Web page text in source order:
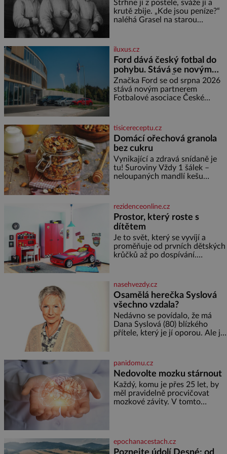
nedokážeme představit. Její
příběh je
Strhne ji z postele, sváže ji a
krutě zbije. „Kde jsou peníze?“
naléhá Grasel na starou
nemůže, protože žádné nemá,
spokojí se lupič s několika
měďáky a štůčky látky. Zraněná
žena pár dní nato umírá. Je to
muž nebývale krutý. Jeho činy
budí hrůzu ještě dlouho po jeho
smrti
iluxus.cz
Ford dává český fotbal do
pohybu. Stává se novým
partnerem FAČR
Značka Ford se od srpna 2026
stává novým partnerem
Fotbalové asociace České
asociace, reprezentačních týmů
i českého fotbalu v regionech.
Partner
tisicereceptu.cz
Domácí ořechová granola
bez cukru
Vynikající a zdravá snídaně je
tu! Suroviny Vždy 1 šálek –
neloupaných mandlí kešu
semínek dýně rozinek 3 šálky
ovesných vloček 1 lžíce mlet
rezidenceonline.cz
Prostor, který roste s
dítětem
Je to svět, který se vyvíjí a
proměňuje od prvních dětských
krůčků až po dospívání.
soustředění i odpočinek a
reaguje na každou etapu života
a specifické potřeby dítěte. Pro
nejmenší je klíčová
jednoduchost, měkkost a
bezpečí, proto by pokoj
miminka měl působit především
nasehvezdy.cz
Osamělá herečka Syslová
všechno vzdala?
Nedávno se povídalo, že má
Dana Syslová (80) blízkého
přítele, který je jí oporou. Ale je
častěji mluví o svém odchodu.
Dohnala ji snad samota? Půs
panidomu.cz
Nedovolte mozku stárnout
Každý, komu je přes 25 let, by
měl pravidelně procvičovat
mozkové závity. V tomto
marně v paměti lovíte název
epochanacestach.cz
Poznejte údolí Desné: od